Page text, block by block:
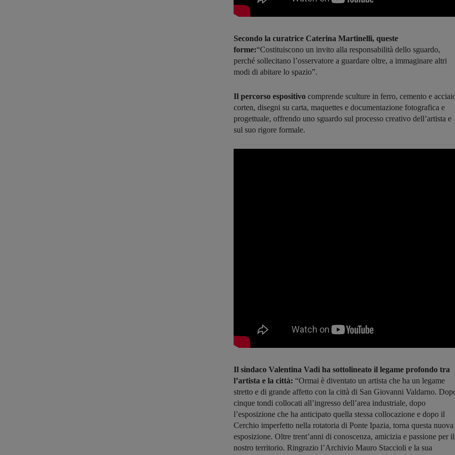
Secondo la curatrice Caterina Martinelli, queste
forme:“Costituiscono un invito alla responsabilità dello sguardo,
perché sollecitano l’osservatore a guardare oltre, a immaginare altri
modi di abitare lo spazio”.
Il percorso espositivo comprende sculture in ferro, cemento e
corten, disegni su carta, maquettes e documentazione fotografica e
progettuale, offrendo uno sguardo sul processo creativo dell’artista e
sul suo rigore formale.
Il sindaco Valentina Vadi ha sottolineato il legame profondo tra
l’artista e la città: “Ormai è diventato un artista che ha un legame
stretto e di grande affetto con la città di San Giovanni Valdarno.
cinque tondi collocati all’ingresso dell’area industriale, dopo
l’esposizione che ha anticipato quella stessa collocazione e dopo il
Cerchio imperfetto nella rotatoria di Ponte Ipazia, torna questa nuova
esposizione. Oltre trent’anni di conoscenza, amicizia e passione per il
nostro territorio. Ringrazio l’Archivio Mauro Staccioli e la sua